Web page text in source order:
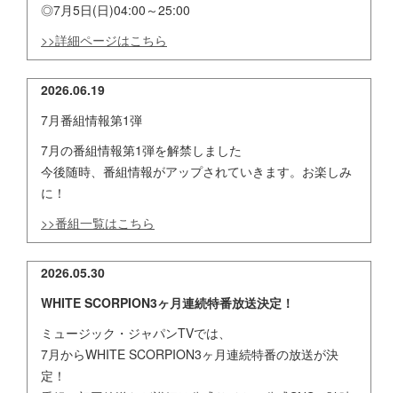
◎7月5日(日)04:00～25:00
>>詳細ページはこちら
2026.06.19
7月番組情報第1弾
7月の番組情報第1弾を解禁しました
今後随時、番組情報がアップされていきます。お楽しみ
に！
>>番組一覧はこちら
2026.05.30
WHITE SCORPION3ヶ月連続特番放送決定！
ミュージック・ジャパンTVでは、
7月からWHITE SCORPION3ヶ月連続特番の放送が決
定！